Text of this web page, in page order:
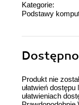
Kategorie:
Podstawy
Produkt nie
ułatwień
ułatwieniach